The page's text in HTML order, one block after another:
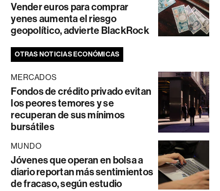
Vender euros para comprar
yenes aumenta el riesgo
geopolítico, advierte BlackRock
OTRAS NOTICIAS ECONÓMICAS
MERCADOS
Fondos de crédito privado evitan
los peores temores y se
recuperan de sus mínimos
bursátiles
MUNDO
Jóvenes que operan en bolsa a
diario reportan más sentimientos
de fracaso, según estudio